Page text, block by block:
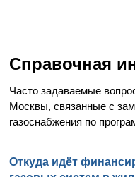
Справочная
Часто задаваемые
Москвы, связанные с
газоснабжения по
Откуда идёт